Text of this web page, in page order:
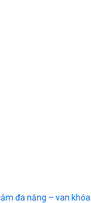
đa năng – van khóa